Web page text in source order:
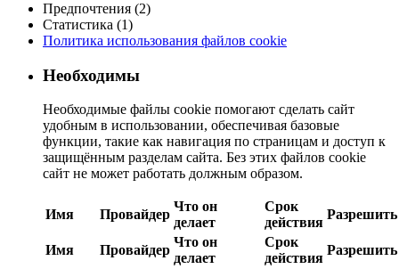
Предпочтения (2)
Статистика (1)
Политика использования файлов cookie
Необходимы
Необходимые файлы cookie помогают сделать сайт
удобным в использовании, обеспечивая базовые
функции, такие как навигация по страницам и доступ к
защищённым разделам сайта. Без этих файлов cookie
сайт не может работать должным образом.
Имя Провайдер
Что он
делает
Срок
действия
Разрешить
Имя Провайдер
Что он
делает
Срок
действия
Разрешить